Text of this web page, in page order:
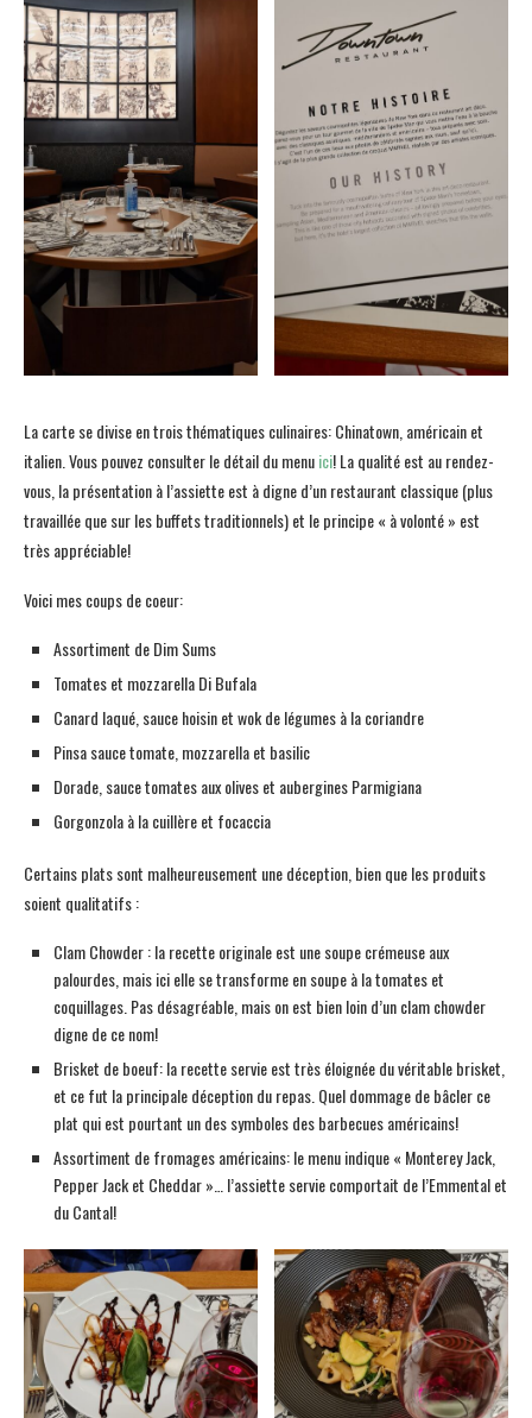
La carte se divise en trois thématiques culinaires: Chinatown, américain et
italien. Vous pouvez consulter le détail du menuici! La qualité est au rendez-
vous, la présentation à l’assiette est à digne d’un restaurant classique (plus
travaillée que sur les buffets traditionnels) et le principe « à volonté » est
très appréciable!
Voici mes coups de coeur:
Assortiment de Dim Sums
Tomates et mozzarella Di Bufala
Canard laqué, sauce hoisin et wok de légumes à la coriandre
Pinsa sauce tomate, mozzarella et basilic
Dorade, sauce tomates aux olives et aubergines Parmigiana
Gorgonzola à la cuillère et focaccia
Certains plats sont malheureusement une déception, bien que les produits
soient qualitatifs :
Clam Chowder : la recette originale est une soupe crémeuse aux
palourdes, mais ici elle se transforme en soupe à la tomates et
coquillages. Pas désagréable, mais on est bien loin d’un clam chowder
digne de ce nom!
Brisket de boeuf: la recette servie est très éloignée du véritable brisket,
et ce fut la principale déception du repas. Quel dommage de bâcler ce
plat qui est pourtant un des symboles des barbecues américains!
Assortiment de fromages américains: le menu indique « Monterey Jack,
Pepper Jack et Cheddar »… l’assiette servie comportait de l’Emmental et
du Cantal!